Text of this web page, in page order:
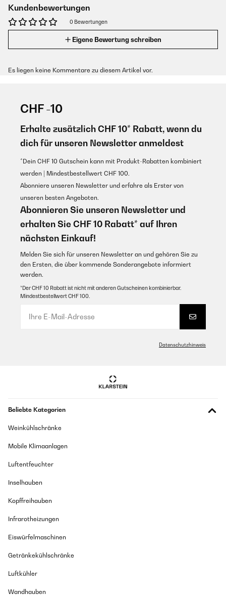
Kundenbewertungen
0 Bewertungen
Eigene Bewertung schreiben
Es liegen keine Kommentare zu diesem Artikel vor.
CHF -10
Erhalte zusätzlich CHF 10* Rabatt, wenn du
dich für unseren Newsletter anmeldest
*Dein CHF 10 Gutschein kann mit Produkt-Rabatten kombiniert
werden | Mindestbestellwert CHF 100.
Abonniere unseren Newsletter und erfahre als Erster von
unseren besten Angeboten.
Abonnieren Sie unseren Newsletter und
erhalten Sie CHF 10 Rabatt* auf Ihren
nächsten Einkauf!
Melden Sie sich für unseren Newsletter an und gehören Sie zu
den Ersten, die über kommende Sonderangebote informiert
werden.
*Der CHF 10 Rabatt ist nicht mit anderen Gutscheinen kombinierbar.
Mindestbestellwert CHF 100.
Datenschutzhinweis
Beliebte Kategorien
Weinkühlschränke
Mobile Klimaanlagen
Luftentfeuchter
Inselhauben
Kopffreihauben
Infrarotheizungen
Eiswürfelmaschinen
Getränkekühlschränke
Luftkühler
Wandhauben